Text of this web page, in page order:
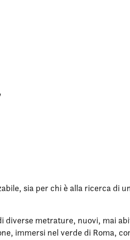
sia per chi è alla ricerca di
metrature, nuovi, mai
immersi nel verde di Roma,